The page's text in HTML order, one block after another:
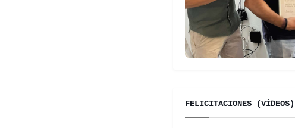
FELICITACIONES (VÍDEOS)